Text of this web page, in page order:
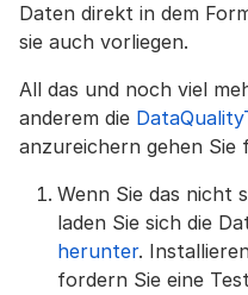
Daten direkt in dem
sie auch vorliegen.
All das und noch viel
anderem die
anzureichern gehen Sie
Wenn Sie das nicht
laden Sie sich die
herunter.
fordern Sie eine